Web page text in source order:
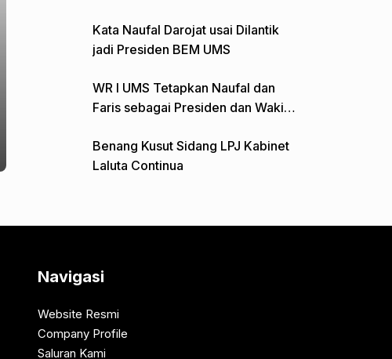
Kata Naufal Darojat usai Dilantik
jadi Presiden BEM UMS
WR I UMS Tetapkan Naufal dan
Faris sebagai Presiden dan Wakil
Benang Kusut Sidang LPJ Kabinet
Laluta Continua
Navigasi
Website Resmi
Company Profile
Saluran Kami